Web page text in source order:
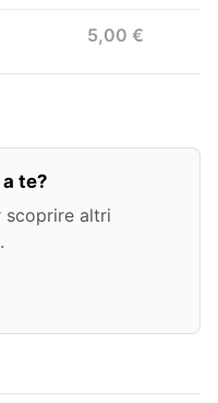
5,00 €
te?
scoprire altri